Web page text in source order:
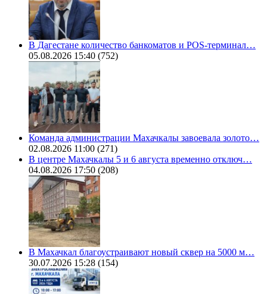
В Дагестане количество банкоматов и POS-терминал…
05.08.2026 15:40 (752)
Команда администрации Махачкалы завоевала золото…
02.08.2026 11:00 (271)
В центре Махачкалы 5 и 6 августа временно отключ…
04.08.2026 17:50 (208)
В Махачкал благоустраивают новый сквер на 5000 м…
30.07.2026 15:28 (154)